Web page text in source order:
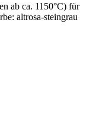
ab ca. 1150°C) für
altrosa-steingrau